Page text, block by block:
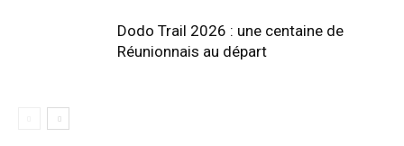
Dodo Trail 2026 : une centaine de
Réunionnais au départ